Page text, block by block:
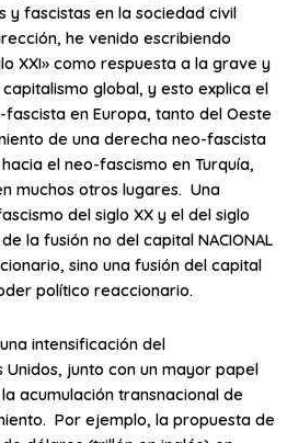
y fascistas en la sociedad civil
he venido escribiendo
XXI» como respuesta a la grave y
global, y esto explica el
en Europa, tanto del Oeste
de una derecha neo-fascista
el neo-fascismo en Turquía,
muchos otros lugares. Una
del siglo XX y el del siglo
la fusión no del capital NACIONAL
sino una fusión del capital
político reaccionario.
intensificación del
Unidos, junto con un mayor papel
acumulación transnacional de
Por ejemplo, la propuesta de